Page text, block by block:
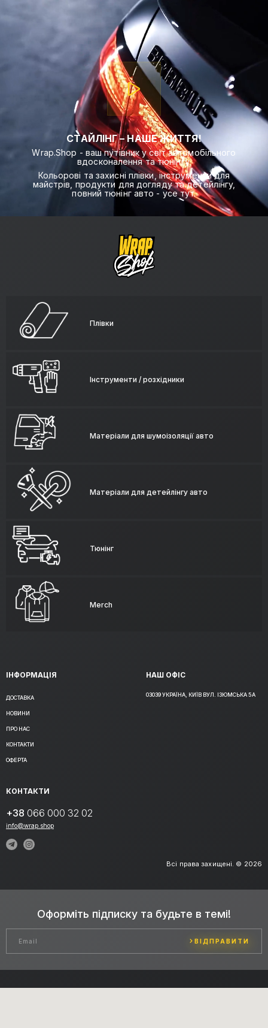
СТАЙЛІНГ – НАШЕ ЖИТТЯ!
Wrap.Shop - ваш путівник у світ автомобільного
вдосконалення та тюнінгу.
Кольорові та захисні плівки, інструменти для
майстрів, продукти для догляду та детейлінгу,
повний тюнінг авто - усе тут.
Плівки
Інструменти / розхідники
Матеріали для шумоізоляції авто
Матеріали для детейлінгу авто
Тюнінг
Merch
ІНФОРМАЦІЯ
ДОСТАВКА
НОВИНИ
ПРО НАС
КОНТАКТИ
ОФЕРТА
НАШ ОФІС
03039 УКРАЇНА, КИЇВ ВУЛ. ІЗЮМСЬКА 5А
КОНТАКТИ
+38 066 000 32 02
info@wrap.shop
Всі права захищені. © 2026
Оформіть підписку та будьте в темі!
ВІДПРАВИТИ